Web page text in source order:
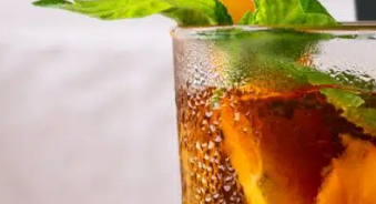
Tisane
Voir toutes les infusions
Chocolat
Gourmande
Thé et infusion
Florale
Glacée
Toutes les saveurs